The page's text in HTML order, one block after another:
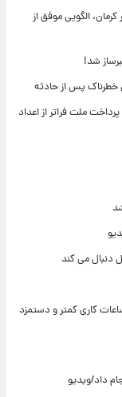
الگویی موفق از
شد!
پس از حادثه
ملت فراتر از اعداد
می کند
کاری کمتر و دستمزد
داد/ویدیو